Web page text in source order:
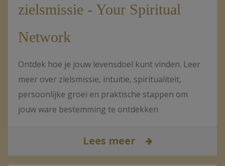
zielsmissie - Your Spiritual
Network
Ontdek hoe je jouw levensdoel kunt vinden. Leer
meer over zielsmissie, intuïtie, spiritualiteit,
persoonlijke groei en praktische stappen om
jouw ware bestemming te ontdekken
Lees meer